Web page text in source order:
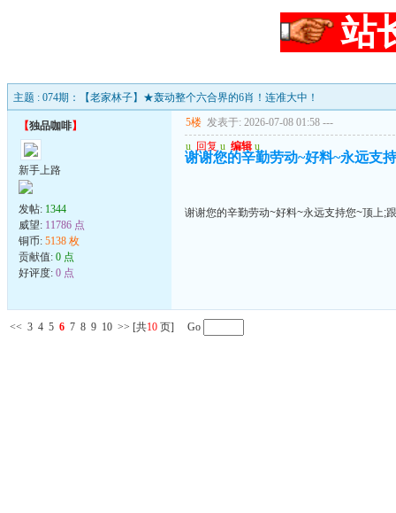
站
主题 : 074期：【老家林子】★轰动整个六合界的6肖！连准大中！
【独品咖啡】
新手上路
发帖: 1344
威望: 11786 点
铜币: 5138 枚
贡献值: 0 点
好评度: 0 点
5楼 发表于: 2026-07-08 01:58 ---
u 回复 u 编辑 u
谢谢您的辛勤劳动~好料~永远支
谢谢您的辛勤劳动~好料~永远支持您~顶上;
<< 3 4 5 6 7 8 9 10 >> [共10 页] Go